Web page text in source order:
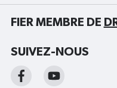
FIER MEMBRE DE
SUIVEZ-NOUS